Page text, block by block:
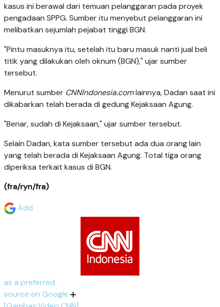
kasus ini berawal dari temuan pelanggaran pada proyek
pengadaan SPPG. Sumber itu menyebut pelanggaran ini
melibatkan sejumlah pejabat tinggi BGN.
"Pintu masuknya itu, setelah itu baru masuk nanti jual beli
titik yang dilakukan oleh oknum (BGN)," ujar sumber
tersebut.
Menurut sumber CNNIndonesia.comlainnya, Dadan saat ini
dikabarkan telah berada di gedung Kejaksaan Agung.
"Benar, sudah di Kejaksaan," ujar sumber tersebut.
Selain Dadan, kata sumber tersebut ada dua orang lain
yang telah berada di Kejaksaan Agung. Total tiga orang
diperiksa terkait kasus di BGN.
(fra/ryn/fra)
Add
as a preferred
source on Google